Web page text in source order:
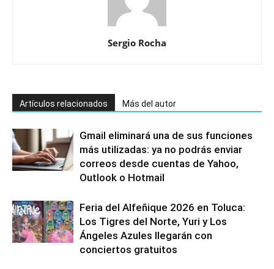
Sergio Rocha
Artículos relacionados Más del autor
Gmail eliminará una de sus funciones
más utilizadas: ya no podrás enviar
correos desde cuentas de Yahoo,
Outlook o Hotmail
Feria del Alfeñique 2026 en Toluca:
Los Tigres del Norte, Yuri y Los
Ángeles Azules llegarán con
conciertos gratuitos